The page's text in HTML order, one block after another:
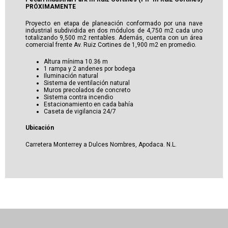
PRÓXIMAMENTE
Proyecto en etapa de planeación conformado por una nave
industrial subdividida en dos módulos de 4,750 m2 cada uno
totalizando 9,500 m2 rentables. Además, cuenta con un área
comercial frente Av. Ruiz Cortines de 1,900 m2 en promedio.
Altura mínima 10.36 m
1 rampa y 2 andenes por bodega
Iluminación natural
Sistema de ventilación natural
Muros precolados de concreto
Sistema contra incendio
Estacionamiento en cada bahía
Caseta de vigilancia 24/7
Ubicación
Carretera Monterrey a Dulces Nombres, Apodaca. N.L.